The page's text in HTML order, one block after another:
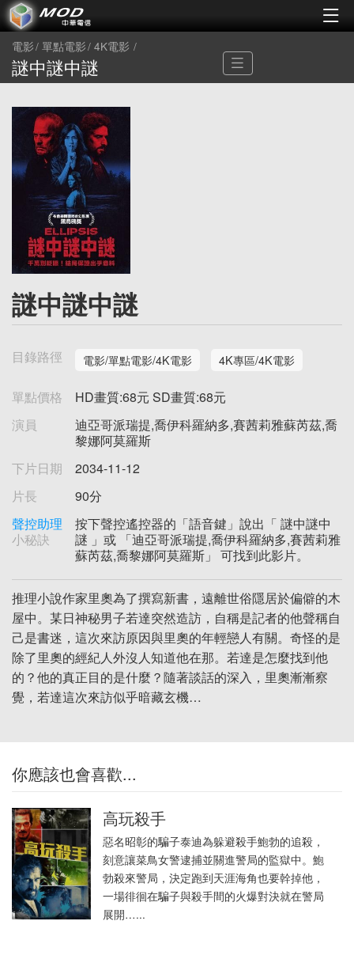
電影 單點電影 4K電影
謎中謎中謎
謎中謎中謎
目錄路徑 電影/單點電影/4K電影 4K專區/4K電影
單點價格
HD畫質:68元 SD畫質:68元
演員
迪亞哥派瑞提,喬伊科羅納多,賽茜莉雅蘇芮茲,喬
黎娜阿莫羅斯
下片日期
2034-11-12
片長
90分
聲控助理
小秘訣
按下聲控遙控器的「語音鍵」說出「 謎中謎中
謎 」或 「迪亞哥派瑞提,喬伊科羅納多,賽茜莉雅
蘇芮茲,喬黎娜阿莫羅斯」 可找到此影片。
推理小說作家里奧為了撰寫新書，遠離世俗隱居於偏僻的木
屋中。某日神秘男子若達突然造訪，自稱是記者的他聲稱自
己是書迷，這次來訪原因與里奧的年輕戀人有關。奇怪的是
除了里奧的經紀人外沒人知道他在那。若達是怎麼找到他
的？他的真正目的是什麼？隨著談話的深入，里奧漸漸察
覺，若達這次來訪似乎暗藏玄機…
你應該也會喜歡...
高玩殺手
惡名昭彰的騙子泰迪為躲避殺手鮑勃的追殺，
刻意讓菜鳥女警逮捕並關進警局的監獄中。鮑
勃殺來警局，決定跑到天涯海角也要幹掉他，
一場徘徊在騙子與殺手間的火爆對決就在警局
展開…...